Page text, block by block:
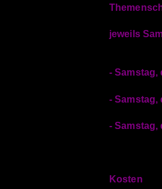
jeweils
- Samstag,
- Samstag,
- Samstag,
Kosten